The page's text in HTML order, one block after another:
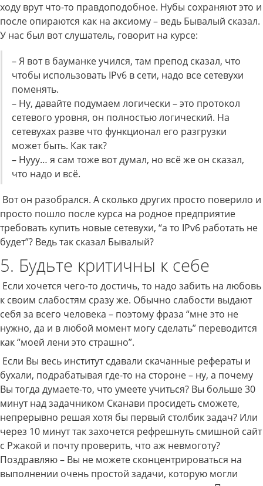
ходу врут что-то правдоподобное. Нубы сохраняют это и
после опираются как на аксиому – ведь Бывалый сказал.
У нас был вот слушатель, говорит на курсе:
– Я вот в бауманке учился, там препод сказал, что
чтобы использовать IPv6 в сети, надо все сетевухи
поменять.
– Ну, давайте подумаем логически – это протокол
сетевого уровня, он полностью логический. На
сетевухах разве что функционал его разгрузки
может быть. Как так?
– Нууу… я сам тоже вот думал, но всё же он сказал,
что надо и всё.
Вот он разобрался. А сколько других просто поверило и
просто пошло после курса на родное предприятие
требовать купить новые сетевухи, “а то IPv6 работать не
будет”? Ведь так сказал Бывалый?
5. Будьте критичны к себе
Если хочется чего-то достичь, то надо забить на любовь
к своим слабостям сразу же. Обычно слабости выдают
себя за всего человека – поэтому фраза “мне это не
нужно, да и в любой момент могу сделать” переводится
как “моей лени это страшно”.
Если Вы весь институт сдавали скачанные рефераты и
бухали, подрабатывая где-то на стороне – ну, а почему
Вы тогда думаете-то, что умеете учиться? Вы больше 30
минут над задачником Сканави просидеть сможете,
непрерывно решая хотя бы первый столбик задач? Или
через 10 минут так захочется рефрешнуть смишной сайт
с Ржакой и почту проверить, что аж невмоготу?
Поздравляю – Вы не можете сконцентрироваться на
выполнении очень простой задачи, которую могли